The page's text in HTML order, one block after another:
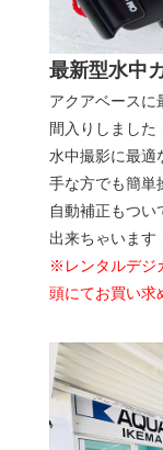
最新型水中
アクアベースに
間入りしました
水中撮影に最適
手な方でも簡単
自動補正もつ
出来ちゃいます
※レンタルデジ
頭にてお買い求